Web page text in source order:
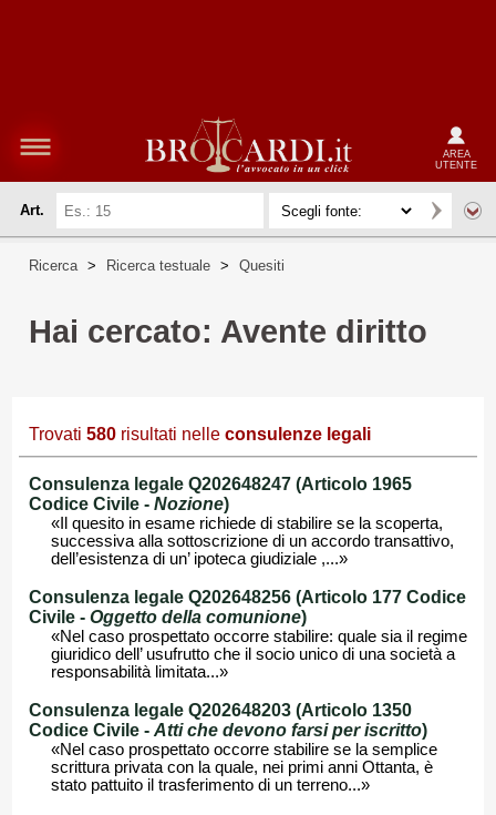
AREA
UTENTE
Art.
Ricerca > Ricerca testuale > Quesiti
Hai cercato: Avente diritto
Trovati 580 risultati nelle consulenze legali
Consulenza legale Q202648247 (Articolo 1965
Codice Civile - Nozione)
«Il quesito in esame richiede di stabilire se la scoperta,
successiva alla sottoscrizione di un accordo transattivo,
dell’esistenza di un’ ipoteca giudiziale ,...»
Consulenza legale Q202648256 (Articolo 177 Codice
Civile - Oggetto della comunione)
«Nel caso prospettato occorre stabilire: quale sia il regime
giuridico dell’ usufrutto che il socio unico di una società a
responsabilità limitata...»
Consulenza legale Q202648203 (Articolo 1350
Codice Civile - Atti che devono farsi per iscritto)
«Nel caso prospettato occorre stabilire se la semplice
scrittura privata con la quale, nei primi anni Ottanta, è
stato pattuito il trasferimento di un terreno...»